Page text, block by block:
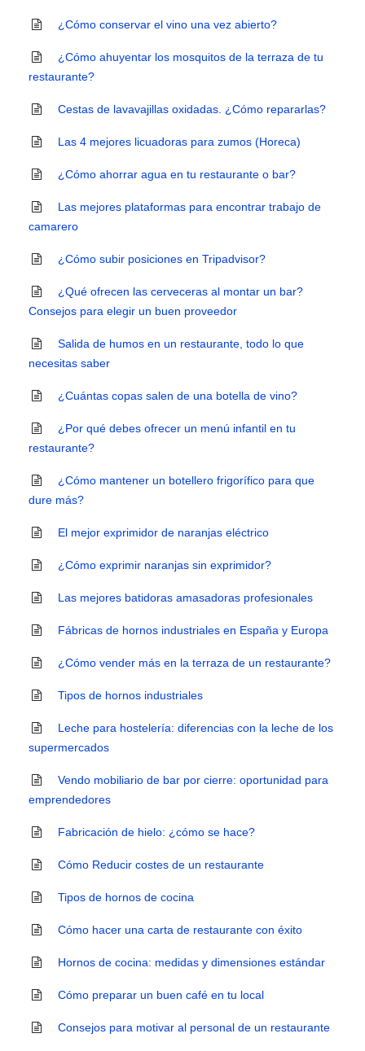
¿Cómo conservar el vino una vez abierto?
¿Cómo ahuyentar los mosquitos de la terraza de tu
restaurante?
Cestas de lavavajillas oxidadas. ¿Cómo repararlas?
Las 4 mejores licuadoras para zumos (Horeca)
¿Cómo ahorrar agua en tu restaurante o bar?
Las mejores plataformas para encontrar trabajo de
camarero
¿Cómo subir posiciones en Tripadvisor?
¿Qué ofrecen las cerveceras al montar un bar?
Consejos para elegir un buen proveedor
Salida de humos en un restaurante, todo lo que
necesitas saber
¿Cuántas copas salen de una botella de vino?
¿Por qué debes ofrecer un menú infantil en tu
restaurante?
¿Cómo mantener un botellero frigorífico para que
dure más?
El mejor exprimidor de naranjas eléctrico
¿Cómo exprimir naranjas sin exprimidor?
Las mejores batidoras amasadoras profesionales
Fábricas de hornos industriales en España y Europa
¿Cómo vender más en la terraza de un restaurante?
Tipos de hornos industriales
Leche para hostelería: diferencias con la leche de los
supermercados
Vendo mobiliario de bar por cierre: oportunidad para
emprendedores
Fabricación de hielo: ¿cómo se hace?
Cómo Reducir costes de un restaurante
Tipos de hornos de cocina
Cómo hacer una carta de restaurante con éxito
Hornos de cocina: medidas y dimensiones estándar
Cómo preparar un buen café en tu local
Consejos para motivar al personal de un restaurante